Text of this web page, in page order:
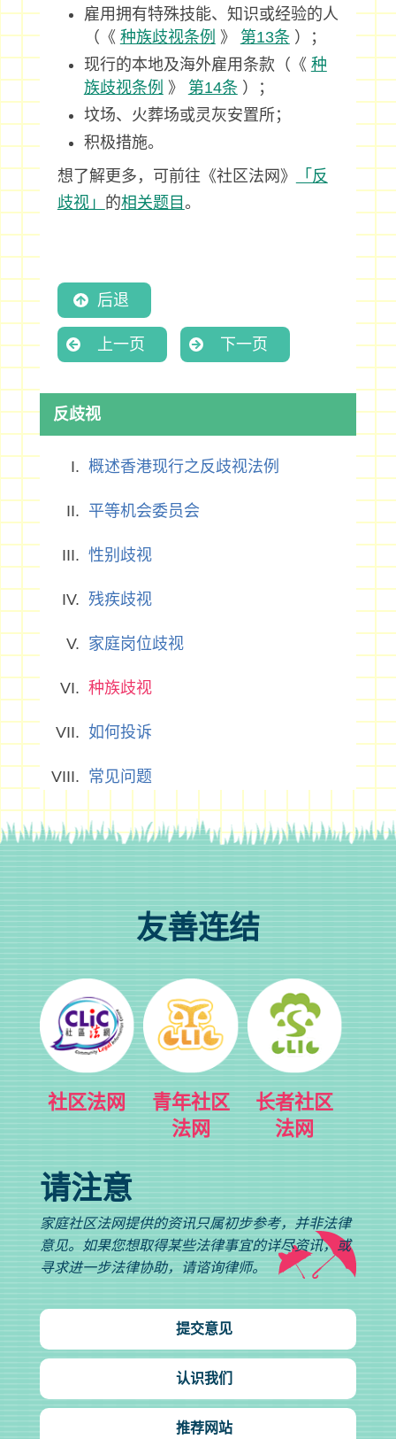
雇用拥有特殊技能、知识或经验的人
（《 种族歧视条例 》 第13条）；
现行的本地及海外雇用条款（《 种
族歧视条例 》 第14条）；
坟场、火葬场或灵灰安置所；
积极措施。
想了解更多，可前往《社区法网》
「反
歧视」
的相关题目 。
后退
上一页 下一页
反歧视
概述香港现行之反歧视法例
平等机会委员会
性别歧视
残疾歧视
家庭岗位歧视
种族歧视
如何投诉
常见问题
友善连结
社区法网
青年社区
法网
长者社区
法网
请注意
家庭社区法网提供的资讯只属初步参考，并非法律
意见。如果您想取得某些法律事宜的详尽资讯，或
寻求进一步法律协助，请谘询律师。
提交意见
认识我们
推荐网站